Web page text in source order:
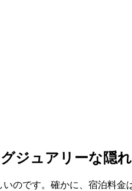
ジュアリーな隠
のです。確かに、宿泊料